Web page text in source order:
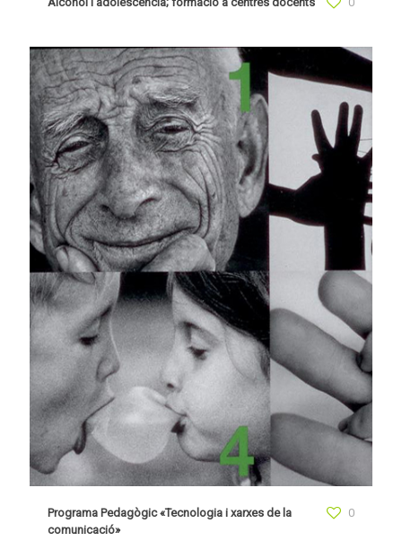
Programa Pedagògic «Tecnologia i xarxes de la
comunicació»
0